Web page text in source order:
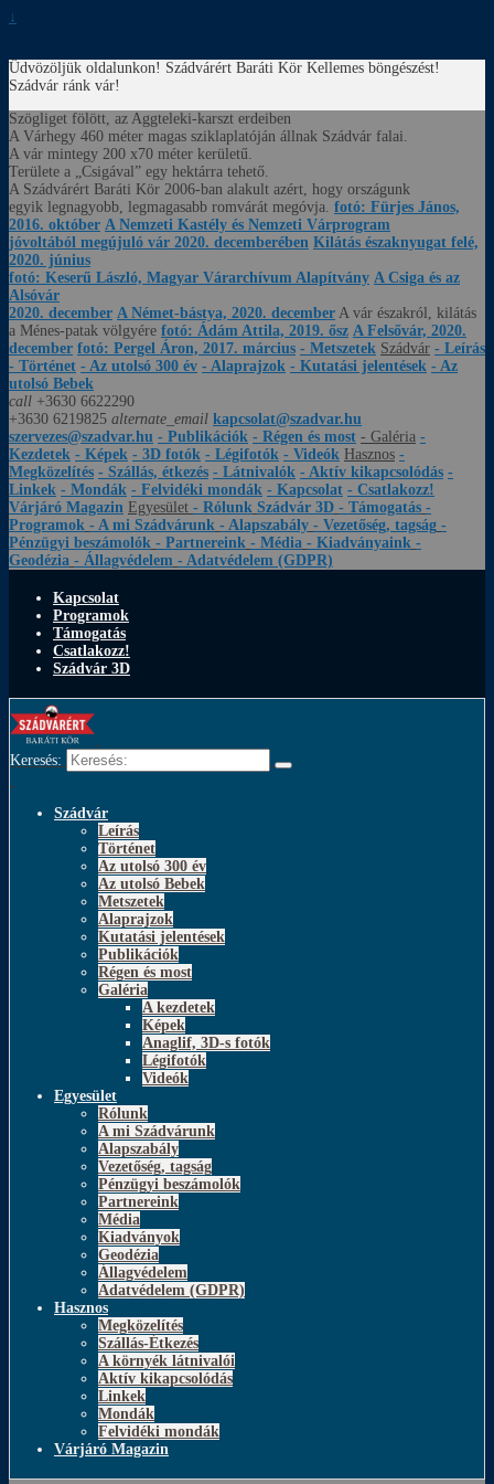
↓
Üdvözöljük oldalunkon! Szádvárért Baráti Kör Kellemes böngészést!
Szádvár ránk vár!
Szögliget fölött, az Aggteleki-karszt erdeiben
A Várhegy 460 méter magas sziklaplatóján állnak Szádvár falai.
A vár mintegy 200 x70 méter kerületű.
Területe a „Csigával” egy hektárra tehető.
A Szádvárért Baráti Kör 2006-ban alakult azért, hogy országunk
egyik legnagyobb, legmagasabb romvárát megóvja. fotó: Fürjes János,
2016. október A Nemzeti Kastély és Nemzeti Várprogram
jóvoltából megújuló vár 2020. decemberében Kilátás északnyugat felé,
2020. június
fotó: Keserű László, Magyar Várarchívum Alapítvány A Csiga és az
Alsóvár
2020. december A Német-bástya, 2020. december A vár északról, kilátás
a Ménes-patak völgyére fotó: Ádám Attila, 2019. ősz A Felsővár, 2020.
december fotó: Pergel Áron, 2017. március - Metszetek Szádvár - Leírás
- Történet - Az utolsó 300 év - Alaprajzok - Kutatási jelentések - Az
utolsó Bebek
call +3630 6622290
+3630 6219825 alternate_email kapcsolat@szadvar.hu
szervezes@szadvar.hu - Publikációk - Régen és most - Galéria -
Kezdetek - Képek - 3D fotók - Légifotók - Videók Hasznos -
Megközelítés - Szállás, étkezés - Látnivalók - Aktív kikapcsolódás -
Linkek - Mondák - Felvidéki mondák - Kapcsolat - Csatlakozz!
Várjáró Magazin Egyesület - Rólunk Szádvár 3D - Támogatás -
Programok - A mi Szádvárunk - Alapszabály - Vezetőség, tagság -
Pénzügyi beszámolók - Partnereink - Média - Kiadványaink -
Geodézia - Állagvédelem - Adatvédelem (GDPR)
Kapcsolat
Programok
Támogatás
Csatlakozz!
Szádvár 3D
Keresés:
Szádvár
Leírás
Történet
Az utolsó 300 év
Az utolsó Bebek
Metszetek
Alaprajzok
Kutatási jelentések
Publikációk
Régen és most
Galéria
A kezdetek
Képek
Anaglif, 3D-s fotók
Légifotók
Videók
Egyesület
Rólunk
A mi Szádvárunk
Alapszabály
Vezetőség, tagság
Pénzügyi beszámolók
Partnereink
Média
Kiadványok
Geodézia
Állagvédelem
Adatvédelem (GDPR)
Hasznos
Megközelítés
Szállás-Étkezés
A környék látnivalói
Aktív kikapcsolódás
Linkek
Mondák
Felvidéki mondák
Várjáró Magazin